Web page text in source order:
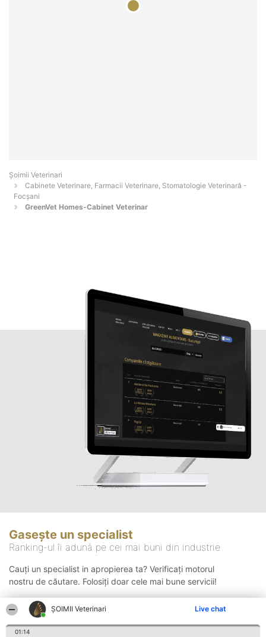
ȘOIMII Veterinari Live chat
01:14
Șoimii Veterinari
Cabinete Veterinare, Farmacii Veterinare, Stomatologie Veterinară -
Focşani
GreenVet Homes-Cabinet Veterinar
Gasește un specialist
Ranking-ul îi adună pe cei mai buni din industrie
Cauți un specialist in apropierea ta? Verificați motorul
nostru de căutare. Folosiți doar cele mai bune servicii!